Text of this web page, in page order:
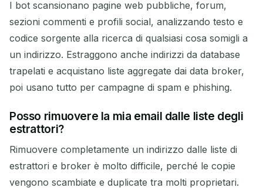
I bot scansionano pagine web pubbliche, forum,
sezioni commenti e profili social, analizzando testo e
codice sorgente alla ricerca di qualsiasi cosa somigli a
un indirizzo. Estraggono anche indirizzi da database
trapelati e acquistano liste aggregate dai data broker,
poi usano tutto per campagne di spam e phishing.
Posso rimuovere la mia email dalle liste degli
estrattori?
Rimuovere completamente un indirizzo dalle liste di
estrattori e broker è molto difficile, perché le copie
vengono scambiate e duplicate tra molti proprietari.